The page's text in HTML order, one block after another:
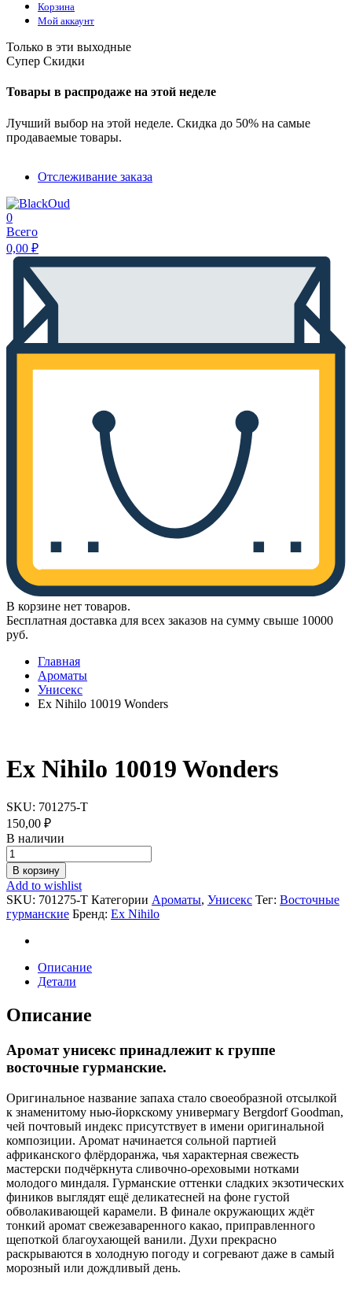
Корзина
Мой аккаунт
Только в эти выходные
Супер Скидки
Товары в распродаже на этой неделе
Лучший выбор на этой неделе. Скидка до 50% на самые
продаваемые товары.
Отслеживание заказа
0
Всего
0,00 ₽
В корзине нет товаров.
Бесплатная доставка для всех заказов на сумму свыше 10000
руб.
Главная
Ароматы
Унисекс
Ex Nihilo 10019 Wonders
Ex Nihilo 10019 Wonders
SKU: 701275-T
150,00 ₽
В наличии
Ex
Nihilo
10019
Wonders
quantity
В корзину
Add to wishlist
SKU: 701275-T Категории Ароматы, Унисекс Тег: Восточные
гурманские Бренд: Ex Nihilo
Описание
Детали
Описание
Аромат унисекс принадлежит к группе
восточные гурманские.
Оригинальное название запаха стало своеобразной отсылкой
к знаменитому нью-йоркскому универмагу Bergdorf Goodman,
чей почтовый индекс присутствует в имени оригинальной
композиции. Аромат начинается сольной партией
африканского флёрдоранжа, чья характерная свежесть
мастерски подчёркнута сливочно-ореховыми нотками
молодого миндаля. Гурманские оттенки сладких экзотических
фиников выглядят ещё деликатесней на фоне густой
обволакивающей карамели. В финале окружающих ждёт
тонкий аромат свежезаваренного какао, приправленного
щепоткой благоухающей ванили. Духи прекрасно
раскрываются в холодную погоду и согревают даже в самый
морозный или дождливый день.